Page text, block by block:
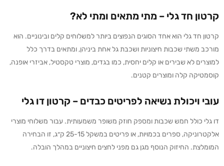
קרטון חד גלי – מתי מתאים ומתי לא?
קרטון חד גלי הוא אחד הסוגים הנפוצים ביותר למשלוחים קלים ובינוניים. הוא
מורכב משתי שכבות חיצוניות ושכבת גל אחת ביניהן, ומתאים בדרך כלל
למוצרים לא שבירים או קלים יחסית, כמו בגדים, מוצרי טקסטיל, אביזרי אופנה,
קוסמטיקה קלה ומוצרים קטנים.
עובי ויכולת נשיאה לפריטים כבדים – קרטון דו גלי
דו גלי כולל חמש שכבות ומספק חוזק משופר משמעותית. עבור משלוחי מוצרי
אלקטרוניקה, ספרים בכמויות, או פריטים במשקל 25-15 ק״ג, זו הבחירה
המומלצת. החיזוק הנוסף מגן גם מפני לחצים חיצוניים במהלך הובלה.